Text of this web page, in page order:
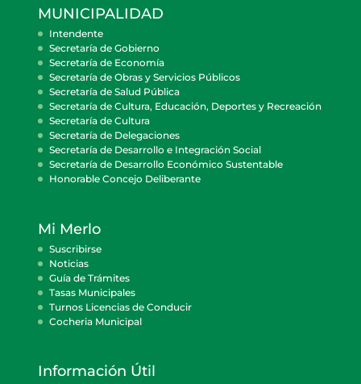
MUNICIPALIDAD
Intendente
Secretaría de Gobierno
Secretaría de Economía
Secretaría de Obras y Servicios Públicos
Secretaría de Salud Pública
Secretaría de Cultura, Educación, Deportes y Recreación
Secretaría de Cultura
Secretaría de Delegaciones
Secretaría de Desarrollo e Integración Social
Secretaría de Desarrollo Económico Sustentable
Honorable Concejo Deliberante
Mi Merlo
Suscribirse
Noticias
Guía de Trámites
Tasas Municipales
Turnos Licencias de Conducir
Cocheria Municipal
Información Útil